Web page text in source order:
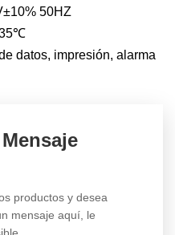
50HZ
datos, impresión, alarma
productos y desea
mensaje aquí, le